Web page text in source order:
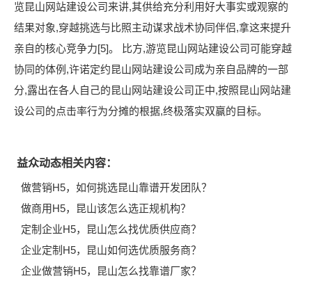
览昆山网站建设公司来讲,其供给充分利用好大事实或观察的
结果对象,穿越挑选与比照主动谋求战术协同伴侣,拿这来提升
亲自的核心竞争力[5]。 比方,游览昆山网站建设公司可能穿越
协同的体例,许诺定约昆山网站建设公司成为亲自品牌的一部
分,露出在各人自己的昆山网站建设公司正中,按照昆山网站建
设公司的点击率行为分摊的根据,终极落实双赢的目标。
益众动态相关内容：
做营销H5，如何挑选昆山靠谱开发团队？
做商用H5，昆山该怎么选正规机构？
定制企业H5，昆山怎么找优质供应商？
企业定制H5，昆山如何选优质服务商？
企业做营销H5，昆山怎么找靠谱厂家？